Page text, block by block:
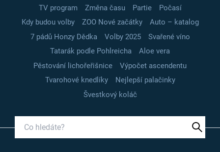
TV program
Změna času Partie
Počasí
Kdy budou volby
ZOO Nové začátky
Auto – katalog
7 pádů Honzy Dědka
Volby 2025
Svařené víno
Tatarák podle Pohlreicha
Aloe vera
Pěstování lichořeřišnice
Výpočet ascendentu
Tvarohové knedlíky
Nejlepší palačinky
Švestkový koláč